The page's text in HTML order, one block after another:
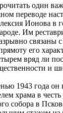
один
переводе
Ионова в
Им
связаны
его
вряд ли
и
1943 года
храма в
собора в